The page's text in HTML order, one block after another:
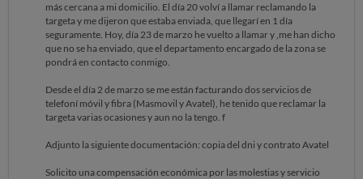
más cercana a mi domicilio. El día 20 volví a llamar reclamando la
targeta y me dijeron que estaba enviada, que llegarí en 1 día
seguramente. Hoy, día 23 de marzo he vuelto a llamar y ,me han dicho
que no se ha enviado, que el departamento encargado de la zona se
pondrá en contacto conmigo.
Desde el día 2 de marzo se me están facturando dos servicios de
telefoní móvil y fibra (Masmovil y Avatel), he tenido que reclamar la
targeta varias ocasiones y aun no la tengo. f
Adjunto la siguiente documentación: copia del dni y contrato Avatel
Solicito una compensación económica por las molestias y servicio